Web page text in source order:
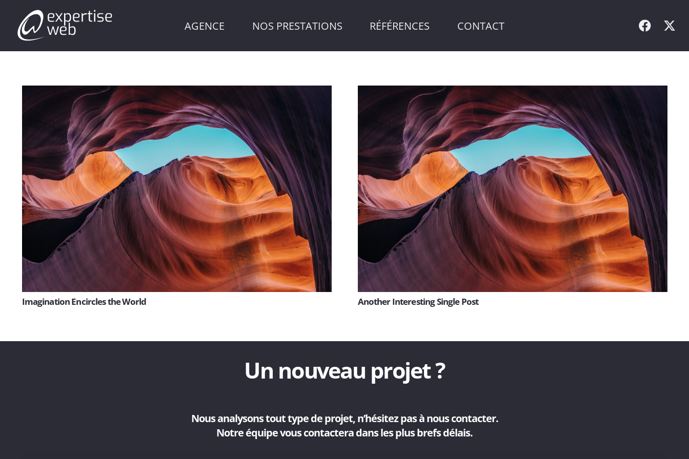
AGENCE NOS PRESTATIONS RÉFÉRENCES CONTACT
Imagination Encircles the World Another Interesting Single Post
Un nouveau projet ?
Nous analysons tout type de projet, n’hésitez pas à nous contacter.
Notre équipe vous contactera dans les plus brefs délais.